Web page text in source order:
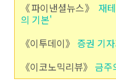
《파이낸셜뉴스》재
의 기본'
《이투데이》 증권 기
《이코노믹리뷰》 금주